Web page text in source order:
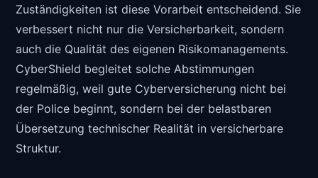
Zuständigkeiten ist diese Vorarbeit entscheidend. Sie
verbessert nicht nur die Versicherbarkeit, sondern
auch die Qualität des eigenen Risikomanagements.
CyberShield begleitet solche Abstimmungen
regelmäßig, weil gute Cyberversicherung nicht bei
der Police beginnt, sondern bei der belastbaren
Übersetzung technischer Realität in versicherbare
Struktur.